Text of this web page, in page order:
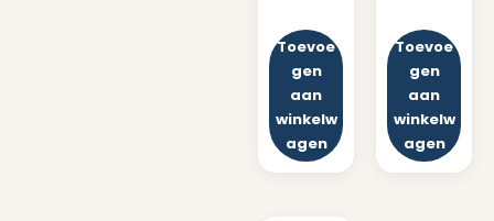
Toevoe
gen
aan
winkelw
agen
Toevoe
gen
aan
winkelw
agen